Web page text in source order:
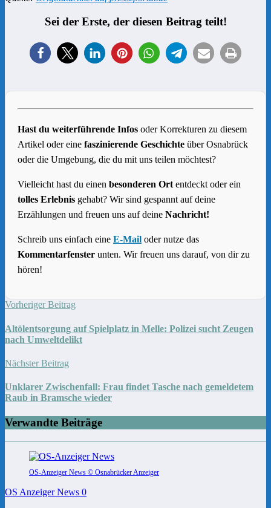
Sei der Erste, der diesen Beitrag teilt!
Hast du weiterführende Infos oder Korrekturen zu diesem
Artikel oder eine faszinierende Geschichte über Osnabrück
oder die Umgebung, die du mit uns teilen möchtest?
Vielleicht hast du einen besonderen Ort entdeckt oder ein
tolles Erlebnis gehabt? Wir sind gespannt auf deine
Erzählungen und freuen uns auf deine Nachricht!
Schreib uns einfach eine E-Mail oder nutze das
Kommentarfenster unten. Wir freuen uns darauf, von dir zu
hören!
Vorheriger Beitrag
Altölentsorgung auf Spielplatz in Melle: Polizei sucht Zeugen
nach Umweltdelikt
Nächster Beitrag
Unklarer Zwischenfall: Frau findet Tasche nach gemeldetem
Raub in Bramsche wieder
Verwandte Beiträge
OS-Anzeiger News © Osnabrücker Anzeiger
OS Anzeiger News 0